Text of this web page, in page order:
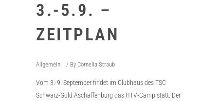
3.-5.9. –
ZEITPLAN
Allgemein By Cornelia Straub
Vom 3.-9. September findet im Clubhaus des TSC
Schwarz-Gold Aschaffenburg das HTV-Camp statt. Der